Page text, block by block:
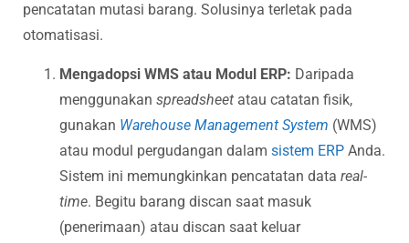
pencatatan mutasi barang. Solusinya terletak pada
otomatisasi.
Mengadopsi WMS atau Modul ERP: Daripada
menggunakan spreadsheet atau catatan fisik,
gunakan Warehouse Management System (WMS)
atau modul pergudangan dalam sistem ERP Anda.
Sistem ini memungkinkan pencatatan data real-
time. Begitu barang discan saat masuk
(penerimaan) atau discan saat keluar